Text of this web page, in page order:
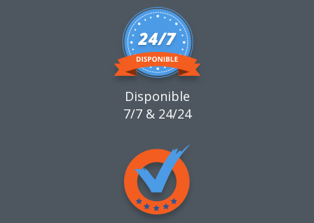
Disponible
7/7 & 24/24